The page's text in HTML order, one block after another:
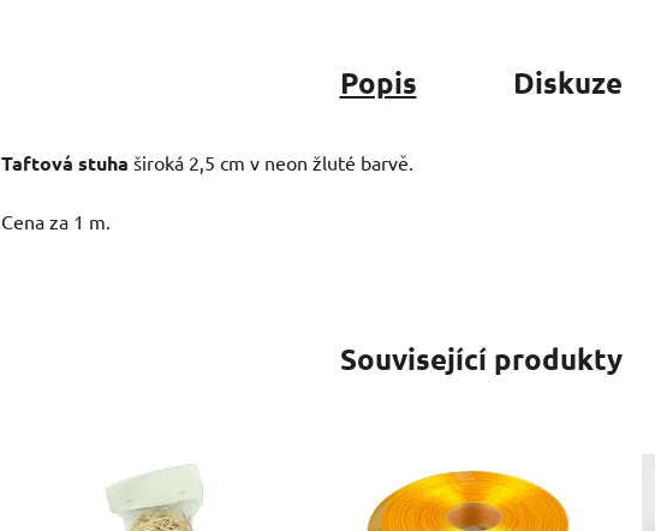
Popis Diskuze
Taftová stuha široká 2,5 cm v neon žluté barvě.
Cena za 1 m.
Související produkty